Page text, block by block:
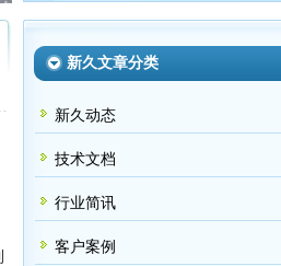
新久文章分类
新久动态
技术文档
行业简讯
客户案例